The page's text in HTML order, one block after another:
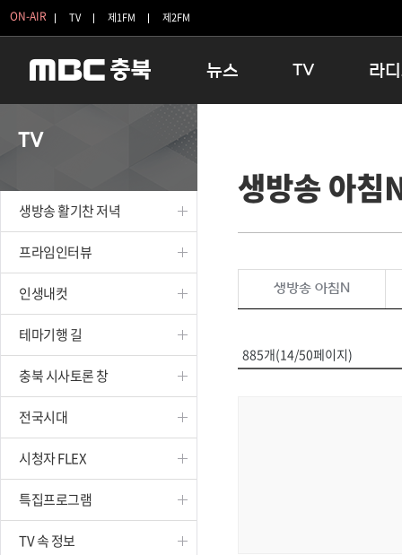
ON-AIR TV 제1FM 제2FM
뉴스
보은
옥천
TV
인생내컷
테마기행 길
시청자 FLEX
특집프로그램
라
16:00
우리 고
TV
생방송 활기찬 저녁
프라임인터뷰
인생내컷
테마기행 길
충북 시사토론 창
전국시대
시청자 FLEX
특집프로그램
TV 속 정보
생방송 아침
생방송 아침N
885개(14/50페이지)